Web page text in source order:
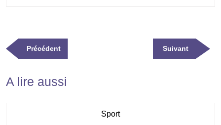
Navigation
de
PrécédentPrevious
Post
Suivant
Next
Post
A lire aussi
SportCategory